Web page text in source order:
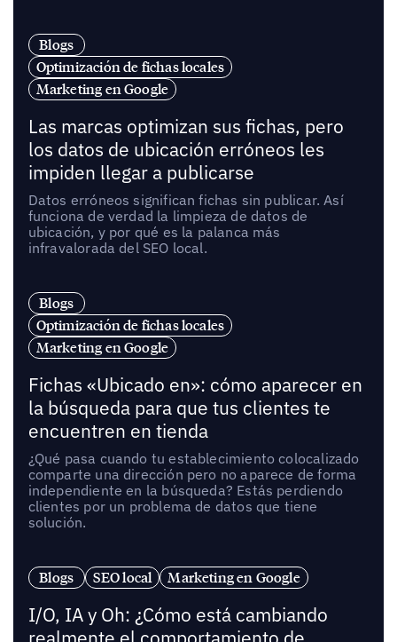
Blogs
Optimización de fichas locales
Marketing en Google
Las marcas optimizan sus fichas, pero
los datos de ubicación erróneos les
impiden llegar a publicarse
Datos erróneos significan fichas sin publicar. Así
funciona de verdad la limpieza de datos de
ubicación, y por qué es la palanca más
infravalorada del SEO local.
Blogs
Optimización de fichas locales
Marketing en Google
Fichas «Ubicado en»: cómo aparecer en
la búsqueda para que tus clientes te
encuentren en tienda
¿Qué pasa cuando tu establecimiento colocalizado
comparte una dirección pero no aparece de forma
independiente en la búsqueda? Estás perdiendo
clientes por un problema de datos que tiene
solución.
Blogs SEO local Marketing en Google
I/O, IA y Oh: ¿Cómo está cambiando